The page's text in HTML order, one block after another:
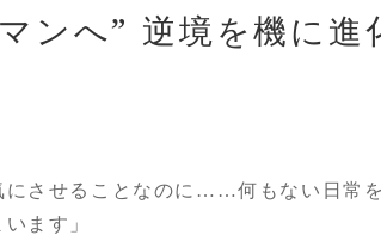
ンへ” 逆境を機に進
にさせることなのに……何もない日常
ます」